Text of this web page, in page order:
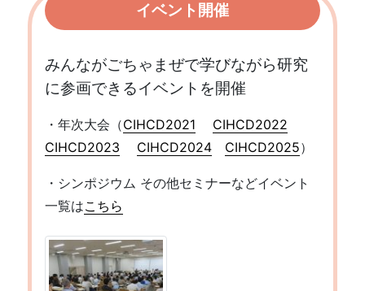
イベント開催
みんながごちゃまぜで学びながら研究
に参画できるイベントを開催
・年次大会（CIHCD2021
CIHCD2022
CIHCD2023
CIHCD2024 CIHCD2025）
・シンポジウム その他セミナーなどイベント
一覧はこちら